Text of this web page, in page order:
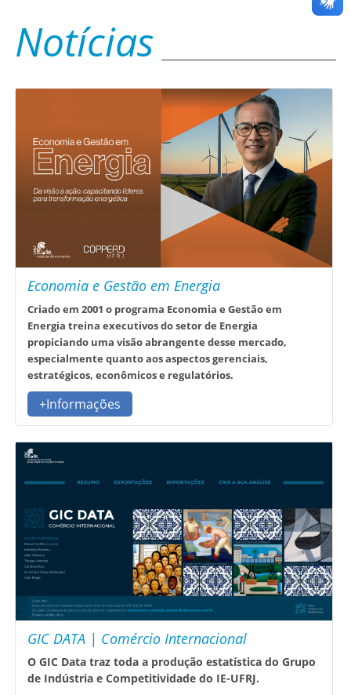
Notícias
Economia e Gestão em Energia
Criado em 2001 o programa Economia e Gestão em
Energia treina executivos do setor de Energia
propiciando uma visão abrangente desse mercado,
especialmente quanto aos aspectos gerenciais,
estratégicos, econômicos e regulatórios.
+Informações
GIC DATA | Comércio Internacional
O GIC Data traz toda a produção estatística do Grupo
de Indústria e Competitividade do IE-UFRJ.